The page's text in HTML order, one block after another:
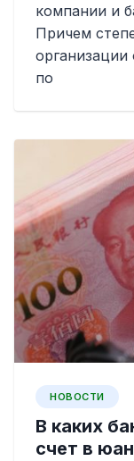
компании и
Причем
организации
по
НОВОСТИ
В каких
счет в